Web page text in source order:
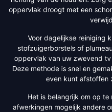
oppervlak droogt met een
Voor dagelijkse reiniging
stofzuigerborstels of
oppervlak van uw zwevend
Deze methode is snel en
even kunt afstoffen
Het is belangrijk om op
afwerkingen mogelijk andere